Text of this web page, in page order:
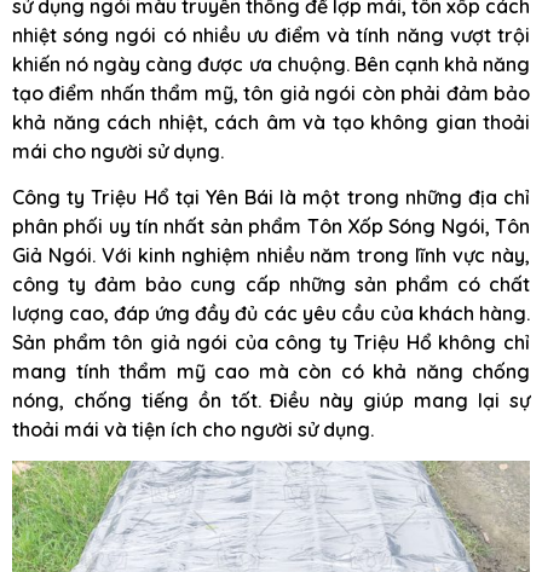
sử dụng ngói màu truyền thống để lợp mái, tôn xốp cách
nhiệt sóng ngói có nhiều ưu điểm và tính năng vượt trội
khiến nó ngày càng được ưa chuộng. Bên cạnh khả năng
tạo điểm nhấn thẩm mỹ, tôn giả ngói còn phải đảm bảo
khả năng cách nhiệt, cách âm và tạo không gian thoải
mái cho người sử dụng.
Công ty Triệu Hổ tại Yên Bái là một trong những địa chỉ
phân phối uy tín nhất sản phẩm Tôn Xốp Sóng Ngói, Tôn
Giả Ngói. Với kinh nghiệm nhiều năm trong lĩnh vực này,
công ty đảm bảo cung cấp những sản phẩm có chất
lượng cao, đáp ứng đầy đủ các yêu cầu của khách hàng.
Sản phẩm tôn giả ngói của công ty Triệu Hổ không chỉ
mang tính thẩm mỹ cao mà còn có khả năng chống
nóng, chống tiếng ồn tốt. Điều này giúp mang lại sự
thoải mái và tiện ích cho người sử dụng.